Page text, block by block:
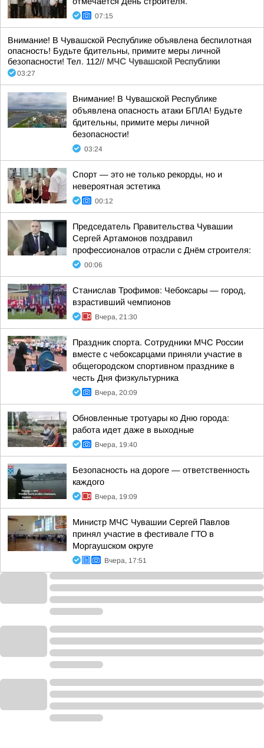
07:15
Внимание! В Чувашской Республике объявлена беспилотная
опасность! Будьте бдительны, примите меры личной
безопасности! Тел. 112// МЧС Чувашской Республики
03:27
Внимание! В Чувашской Республике
объявлена опасность атаки БПЛА! Будьте
бдительны, примите меры личной
безопасности!
03:24
Спорт — это не только рекорды, но и
невероятная эстетика
00:12
Председатель Правительства Чувашии
Сергей Артамонов поздравил
профессионалов отрасли с Днём строителя:
00:06
Станислав Трофимов: Чебоксары — город,
взрастивший чемпионов
Вчера, 21:30
Праздник спорта. Сотрудники МЧС России
вместе с чебоксарцами приняли участие в
общегородском спортивном празднике в
честь Дня физкультурника
Вчера, 20:09
Обновленные тротуары ко Дню города:
работа идет даже в выходные
Вчера, 19:40
Безопасность на дороге — ответственность
каждого
Вчера, 19:09
Министр МЧС Чувашии Сергей Павлов
принял участие в фестивале ГТО в
Моргаушском округе
Вчера, 17:51